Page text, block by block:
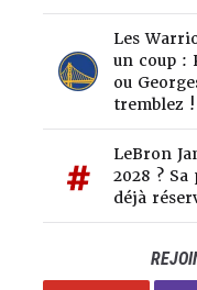
Les
un coup :
ou
tremblez !
LeBron
2028 ?
déjà